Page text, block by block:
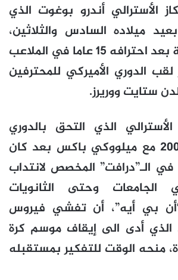
الأسترالي أندرو بوغوت الذي
ميلاده السادس والثلاثين،
اعتزاله كرة السلة بعد احترافه 15 عاما في الملاعب
لقب الدوري الأميركي للمحترفين
الذي التحق بالدوري
الأميركي عام 2005 مع ميلووكي باكس بعد كان
في الـ”درافت” المخصص لانتداب
الجامعات وحتى الثانويات
“أن بي أيه”، أن تفشي فيروس
الذي أدى الى إيقاف موسم كرة
منحه الوقت للتفكير بمستقبله